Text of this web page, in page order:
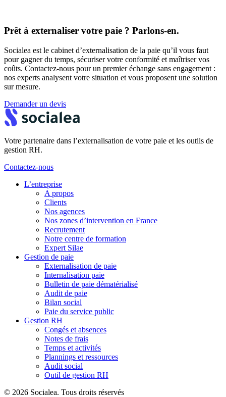
Prêt à externaliser votre paie ? Parlons-en.
Socialea est le cabinet d’externalisation de la paie qu’il vous faut
pour gagner du temps, sécuriser votre conformité et maîtriser vos
coûts. Contactez-nous pour un premier échange sans engagement :
nos experts analysent votre situation et vous proposent une solution
sur mesure.
Demander un devis
Votre partenaire dans l’externalisation de votre paie et les outils de
gestion RH.
Contactez-nous
L’entreprise
A propos
Clients
Nos agences
Nos zones d’intervention en France
Recrutement
Notre centre de formation
Expert Silae
Gestion de paie
Externalisation de paie
Internalisation paie
Bulletin de paie dématérialisé
Audit de paie
Bilan social
Paie du service public
Gestion RH
Congés et absences
Notes de frais
Temps et activités
Plannings et ressources
Audit social
Outil de gestion RH
© 2026 Socialea. Tous droits réservés